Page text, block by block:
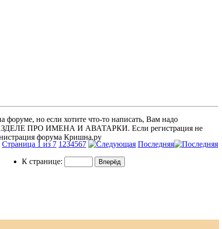
но если хотите что-то написать, Вам надо
РАЗДЕЛЕ ПРО ИМЕНА И АВАТАРКИ. Если регистрация не
форума Кришна.ру
Страница 1 из 7 1 234567 Последняя
К странице: